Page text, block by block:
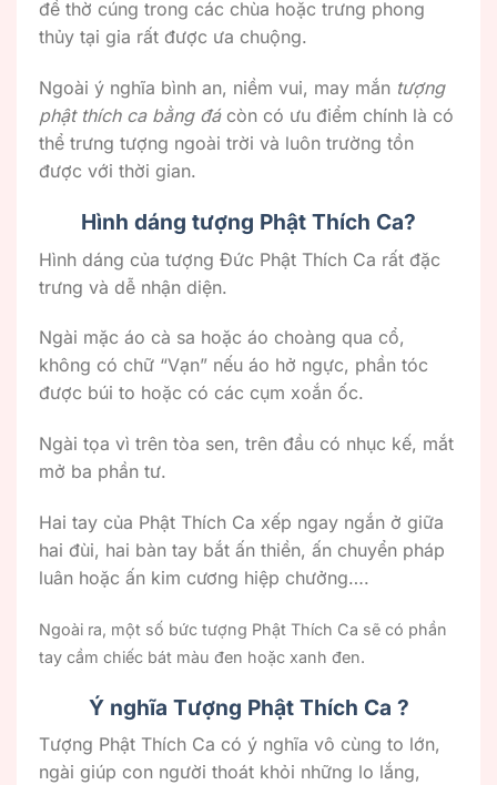
đề thờ cúng trong các chùa hoặc trưng phong
thủy tại gia rất được ưa chuộng.
Ngoài ý nghĩa bình an, niềm vui, may mắn tượng
phật thích ca bằng đá còn có ưu điểm chính là có
thể trưng tượng ngoài trời và luôn trường tồn
được với thời gian.
Hình dáng tượng Phật Thích Ca?
Hình dáng của tượng Đức Phật Thích Ca rất đặc
trưng và dễ nhận diện.
Ngài mặc áo cà sa hoặc áo choàng qua cổ,
không có chữ “Vạn” nếu áo hở ngực, phần tóc
được búi to hoặc có các cụm xoắn ốc.
Ngài tọa vì trên tòa sen, trên đầu có nhục kế, mắt
mở ba phần tư.
Hai tay của Phật Thích Ca xếp ngay ngắn ở giữa
hai đùi, hai bàn tay bắt ấn thiền, ấn chuyển pháp
luân hoặc ấn kim cương hiệp chưởng….
Ngoài ra, một số bức tượng Phật Thích Ca sẽ có phần
tay cầm chiếc bát màu đen hoặc xanh đen.
Ý nghĩa Tượng Phật Thích Ca ?
Tượng Phật Thích Ca có ý nghĩa vô cùng to lớn,
ngài giúp con người thoát khỏi những lo lắng,